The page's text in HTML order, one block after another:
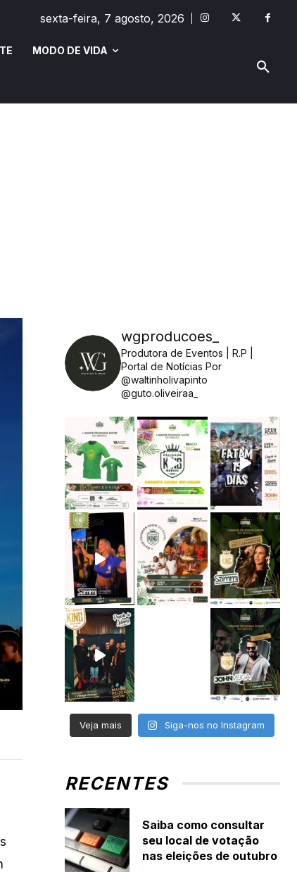
sexta-feira, 7 agosto, 2026
MODO DE VIDA
wgproducoes_
Produtora de Eventos | R.P |
Portal de Notícias Por
@waltinholivapinto
@guto.oliveiraa_
Veja mais Siga-nos no Instagram
RECENTES
Saiba como consultar
seu local de votação
nas eleições de outubro